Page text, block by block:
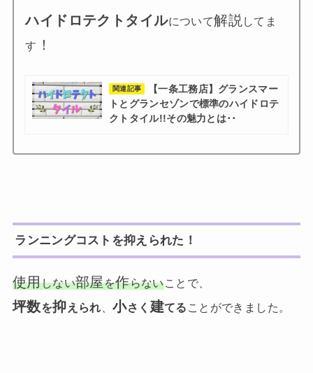
ハイドロテクトタイルについて解説 してま
す ！
関連記事
【一条工務店】グランスマー
トとグランセゾンで標準のハイドロテ
クトタイル!!その魅力とは･･
ランニングコストを抑えられた！
使用しない部屋を作らないことで、
坪数を抑えられ 、小さく 建てる ことができました。